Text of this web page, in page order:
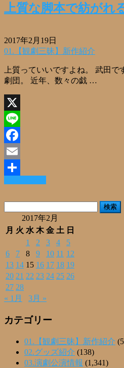
有
上質な脚本で紡がれ
2017年2月19日
01.【観劇三昧】新作紹介
上質っていいですよね。 武田
劇団。 近年、数々の戯 …
X
Line
Facebook
Email
共
有
2017年2月
月 火 水 木 金 土 日
1
2 3 4
5
6
7 8 9 10 11 12
13 14 15 16 17 18 19
20 21 22 23 24 25 26
27 28
« 1月
3月 »
カテゴリー
01.【観劇三昧】新作紹介
02.グッズ紹介 (138)
03.演劇公演情報 (1,341)